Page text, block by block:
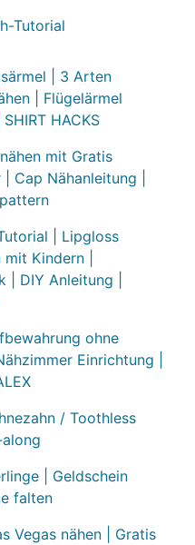
Tutorial
| 3 Arten
| Flügelärmel
HACKS
mit Gratis
Cap Nähanleitung |
| Lipgloss
Kindern |
| DIY Anleitung |
ohne
Einrichtung |
/ Toothless
| Geldschein
falten
Vegas nähen | Gratis